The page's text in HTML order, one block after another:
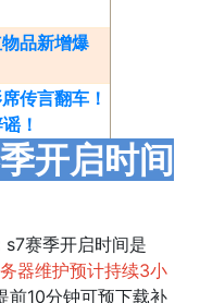
品新增爆
传言翻车！
！​
开启时间
s7赛季开启时间是
器维护预计持续3小
前10分钟可预下载补